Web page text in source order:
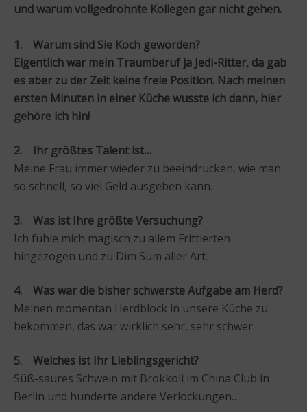
und warum vollgedröhnte Kollegen gar nicht gehen.
1. Warum sind Sie Koch geworden?
Eigentlich war mein Traumberuf ja Jedi-Ritter, da gab
es aber zu der Zeit keine freie Position. Nach meinen
ersten Minuten in einer Küche wusste ich dann, hier
gehöre ich hin!
2. Ihr größtes Talent ist…
Meine Frau immer wieder zu beeindrucken, wie man
so schnell, so viel Geld ausgeben kann.
3. Was ist Ihre größte Versuchung?
Ich fühle mich magisch zu allem Frittierten
hingezogen und zu Dim Sum aller Art.
4. Was war die bisher schwerste Aufgabe am Herd?
Meinen momentan Herdblock in unsere Küche zu
bekommen, das war wirklich sehr, sehr schwer.
5. Welches ist Ihr Lieblingsgericht?
Süß-saures Schwein mit Brokkoli im China Club in
Berlin und hunderte andere Verlockungen…